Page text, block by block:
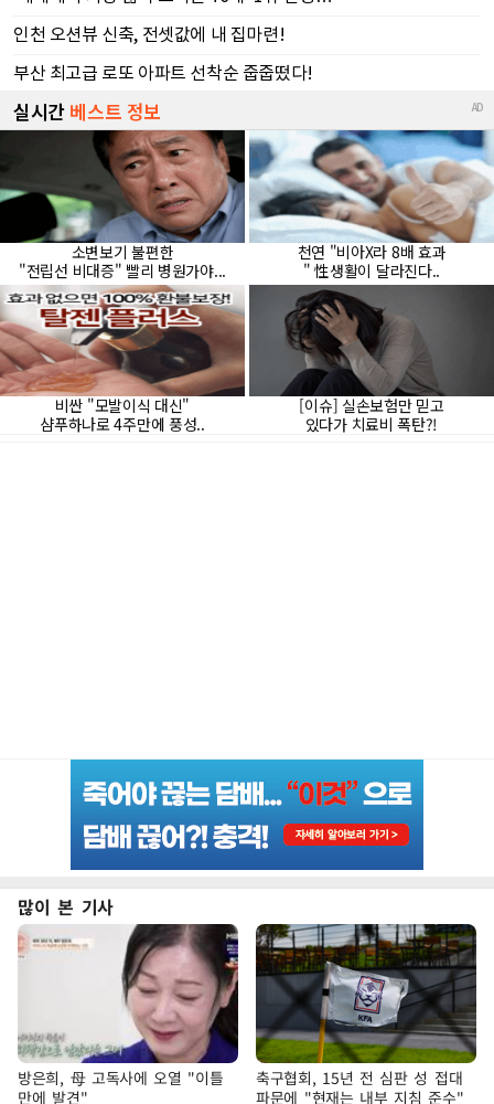
많이 본 기사
방은희, 母 고독사에 오열 "이틀
만에 발견"
축구협회, 15년 전 심판 성 접대
파문에 "현재는 내부 지침 준수"